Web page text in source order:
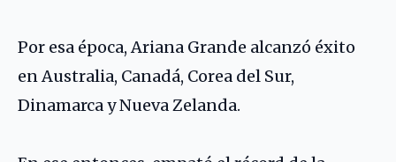
Por esa época, Ariana Grande alcanzó éxito
en Australia, Canadá, Corea del Sur,
Dinamarca y Nueva Zelanda.